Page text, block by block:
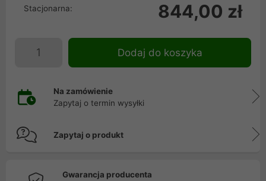
Stacjonarna: 844,00 zł
Dodaj do koszyka
Na zamówienie
Zapytaj o termin wysyłki
Zapytaj o produkt
Gwarancja producenta